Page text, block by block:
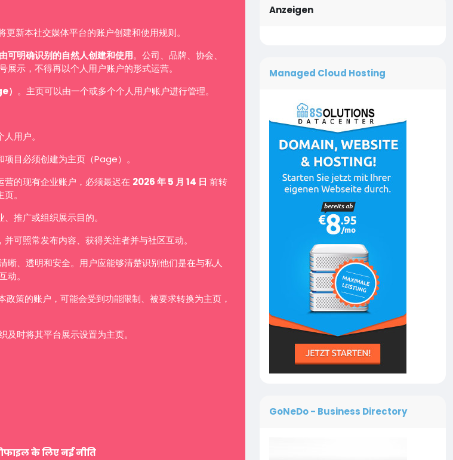
更新本社交媒体平台的账户创建和使用规则。
可明确识别的自然人创建和使用。公司、品牌、协会、
示，不得再以个人用户账户的形式运营。
） 。主页可以由一个或多个个人用户账户进行管理。
用户。
目必须创建为主页（Page）。
营的现有企业账户，必须最迟在 2026 年 5 月 14 日 前转
。
推广或组织展示目的。
可照常发布内容、获得关注者并与社区互动。
晰、透明和安全。用户应能够清楚识别他们是在与私人
动。
政策的账户，可能会受到功能限制、被要求转换为主页，
时将其平台展示设置为主页。
के लिए नई नीति
Anzeigen
Managed Cloud Hosting
GoNeDo - Business Directory